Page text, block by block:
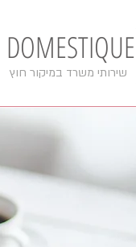
DOMESTIQUE
שירותי משרד במיקור חוץ